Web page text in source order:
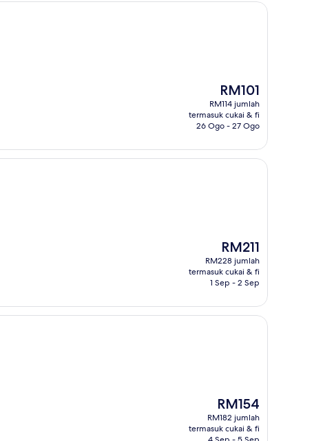
Harga
ialah
RM101
RM101
RM114 jumlah
termasuk cukai & fi
26 Ogo - 27 Ogo
Harga
ialah
RM211
RM211
RM228 jumlah
termasuk cukai & fi
1 Sep - 2 Sep
Harga
ialah
RM154
RM154
RM182 jumlah
termasuk cukai & fi